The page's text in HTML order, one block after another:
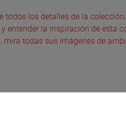
todos los detalles de la
y entender la inspiración de esta
mira todas sus imágenes de